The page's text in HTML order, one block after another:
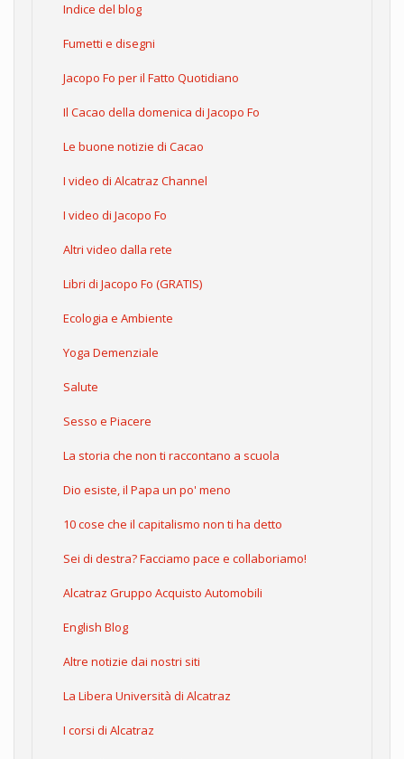
Indice del blog
Fumetti e disegni
Jacopo Fo per il Fatto Quotidiano
Il Cacao della domenica di Jacopo Fo
Le buone notizie di Cacao
I video di Alcatraz Channel
I video di Jacopo Fo
Altri video dalla rete
Libri di Jacopo Fo (GRATIS)
Ecologia e Ambiente
Yoga Demenziale
Salute
Sesso e Piacere
La storia che non ti raccontano a scuola
Dio esiste, il Papa un po' meno
10 cose che il capitalismo non ti ha detto
Sei di destra? Facciamo pace e collaboriamo!
Alcatraz Gruppo Acquisto Automobili
English Blog
Altre notizie dai nostri siti
La Libera Università di Alcatraz
I corsi di Alcatraz